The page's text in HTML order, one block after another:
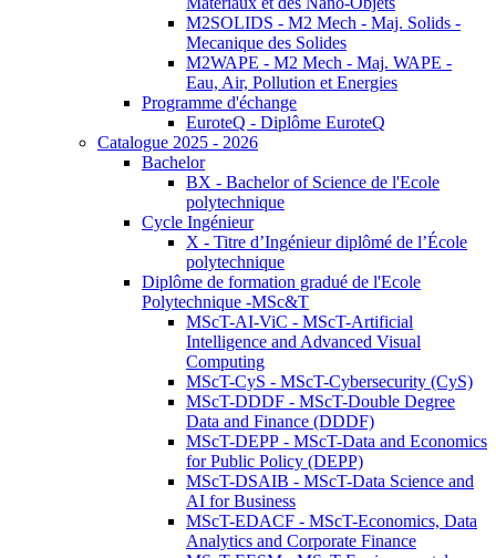
M2SOLIDS - M2 Mech - Maj. Solids -
Mecanique des Solides
M2WAPE - M2 Mech - Maj. WAPE -
Eau, Air, Pollution et Energies
Programme d'échange
EuroteQ - Diplôme EuroteQ
Catalogue 2025 - 2026
Bachelor
BX - Bachelor of Science de l'Ecole
polytechnique
Cycle Ingénieur
X - Titre d’Ingénieur diplômé de l’École
polytechnique
Diplôme de formation gradué de l'Ecole
Polytechnique -MSc&T
MScT-AI-ViC - MScT-Artificial
Intelligence and Advanced Visual
Computing
MScT-CyS - MScT-Cybersecurity (CyS)
MScT-DDDF - MScT-Double Degree
Data and Finance (DDDF)
MScT-DEPP - MScT-Data and Economics
for Public Policy (DEPP)
MScT-DSAIB - MScT-Data Science and
AI for Business
MScT-EDACF - MScT-Economics, Data
Analytics and Corporate Finance